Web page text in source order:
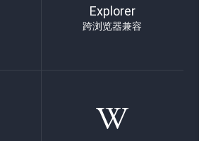
Explorer
跨浏览器兼容